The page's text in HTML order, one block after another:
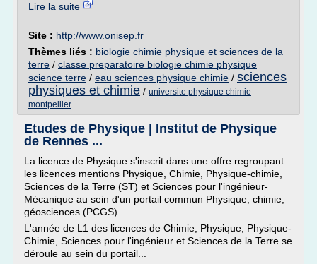
Lire la suite
Site : http://www.onisep.fr
Thèmes liés : biologie chimie physique et sciences de la
terre / classe preparatoire biologie chimie physique
science terre / eau sciences physique chimie / sciences
physiques et chimie / universite physique chimie
montpellier
Etudes de Physique | Institut de Physique
de Rennes ...
La licence de Physique s'inscrit dans une offre regroupant
les licences mentions Physique, Chimie, Physique-chimie,
Sciences de la Terre (ST) et Sciences pour l'ingénieur-
Mécanique au sein d'un portail commun Physique, chimie,
géosciences (PCGS) .
L'année de L1 des licences de Chimie, Physique, Physique-
Chimie, Sciences pour l'ingénieur et Sciences de la Terre se
déroule au sein du portail...